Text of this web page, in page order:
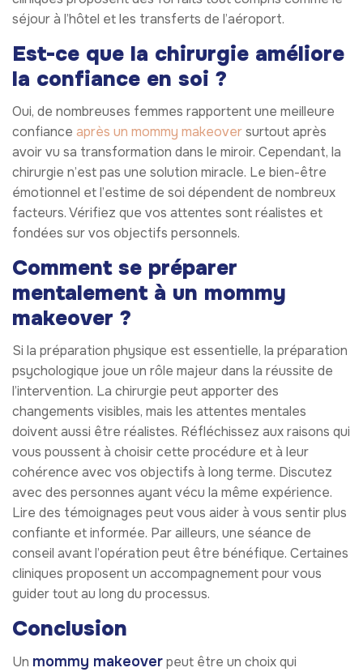
séjour à l’hôtel et les transferts de l’aéroport.
Est-ce que la chirurgie améliore
la confiance en soi ?
Oui, de nombreuses femmes rapportent une meilleure
confiance après un mommy makeoversurtout après
avoir vu sa transformation dans le miroir. Cependant, la
chirurgie n’est pas une solution miracle. Le bien-être
émotionnel et l’estime de soi dépendent de nombreux
facteurs. Vérifiez que vos attentes sont réalistes et
fondées sur vos objectifs personnels.
Comment se préparer
mentalement à un mommy
makeover ?
Si la préparation physique est essentielle, la préparation
psychologique joue un rôle majeur dans la réussite de
l’intervention. La chirurgie peut apporter des
changements visibles, mais les attentes mentales
doivent aussi être réalistes. Réfléchissez aux raisons qui
vous poussent à choisir cette procédure et à leur
cohérence avec vos objectifs à long terme. Discutez
avec des personnes ayant vécu la même expérience.
Lire des témoignages peut vous aider à vous sentir plus
confiante et informée. Par ailleurs, une séance de
conseil avant l’opération peut être bénéfique. Certaines
cliniques proposent un accompagnement pour vous
guider tout au long du processus.
Conclusion
Un mommy makeoverpeut être un choix qui